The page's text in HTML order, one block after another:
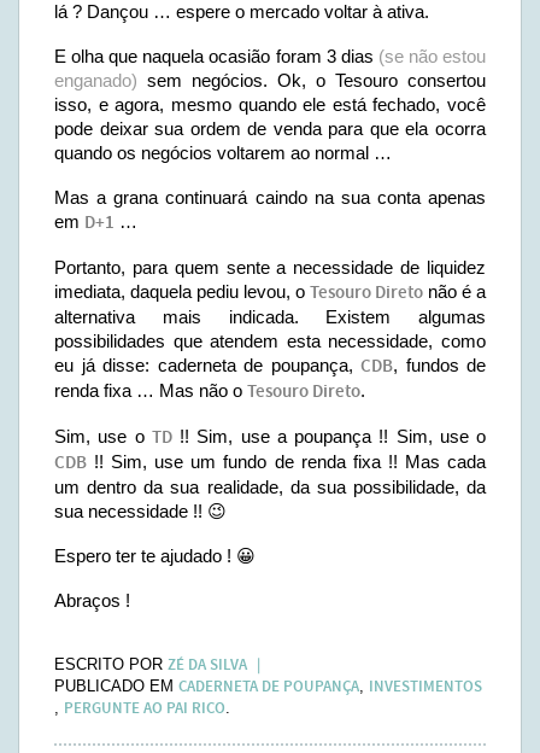
lá ? Dançou … espere o mercado voltar à ativa.
E olha que naquela ocasião foram 3 dias (se não estou
enganado) sem negócios. Ok, o Tesouro consertou
isso, e agora, mesmo quando ele está fechado, você
pode deixar sua ordem de venda para que ela ocorra
quando os negócios voltarem ao normal …
Mas a grana continuará caindo na sua conta apenas
em D+1 …
Portanto, para quem sente a necessidade de liquidez
imediata, daquela pediu levou, o Tesouro Direto não é a
alternativa mais indicada. Existem algumas
possibilidades que atendem esta necessidade, como
eu já disse: caderneta de poupança, CDB, fundos de
renda fixa … Mas não o Tesouro Direto.
Sim, use o TD!! Sim, use a poupança !! Sim, use o
CDB !! Sim, use um fundo de renda fixa !! Mas cada
um dentro da sua realidade, da sua possibilidade, da
sua necessidade !! 😉
Espero ter te ajudado ! 😀
Abraços !
ESCRITO POR ZÉ DA SILVA
PUBLICADO EM CADERNETA DE POUPANÇA, INVESTIMENTOS
, PERGUNTE AO PAI RICO.